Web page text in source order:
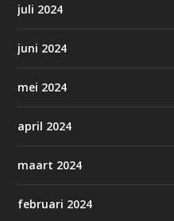
juli 2024
juni 2024
mei 2024
april 2024
maart 2024
februari 2024